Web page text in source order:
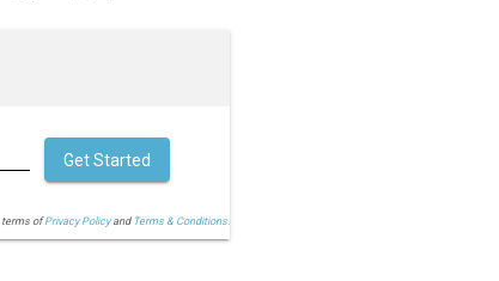
terms ofPrivacy Policyand Terms & Conditions.
Get Started